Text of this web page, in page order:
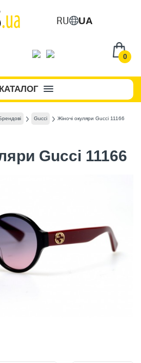
RU UA
0
КАТАЛОГ
Gucci Жіночі окуляри Gucci 11166
Gucci 11166